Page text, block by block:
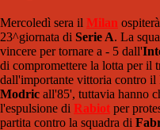
Mercoledì sera il Milan
23^giornata di Serie A. La
vincere per tornare a - 5 dall'
di compromettere la lotta per il
dall'importante vittoria contro il
Modric all'85', tuttavia hanno
l'espulsione di Rabiot per
partita contro la squadra di